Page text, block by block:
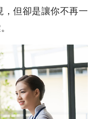
但卻是讓你不再一